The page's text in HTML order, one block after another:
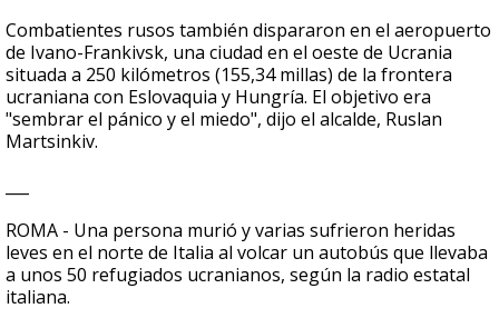
Combatientes rusos también dispararon en el aeropuerto
de Ivano-Frankivsk, una ciudad en el oeste de Ucrania
situada a 250 kilómetros (155,34 millas) de la frontera
ucraniana con Eslovaquia y Hungría. El objetivo era
"sembrar el pánico y el miedo", dijo el alcalde, Ruslan
Martsinkiv.
ROMA - Una persona murió y varias sufrieron heridas
leves en el norte de Italia al volcar un autobús que llevaba
a unos 50 refugiados ucranianos, según la radio estatal
italiana.